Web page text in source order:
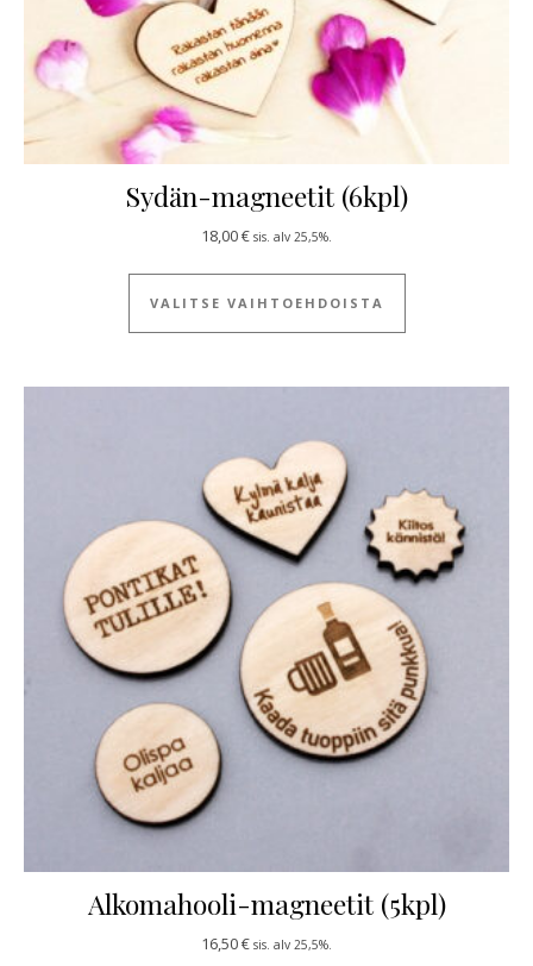
Sydän-magneetit (6kpl)
18,00€ sis. alv 25,5%.
VALITSE VAIHTOEHDOISTA
Tällä tuotteella
Alkomahooli-magneetit (5kpl)
16,50€ sis. alv 25,5%.